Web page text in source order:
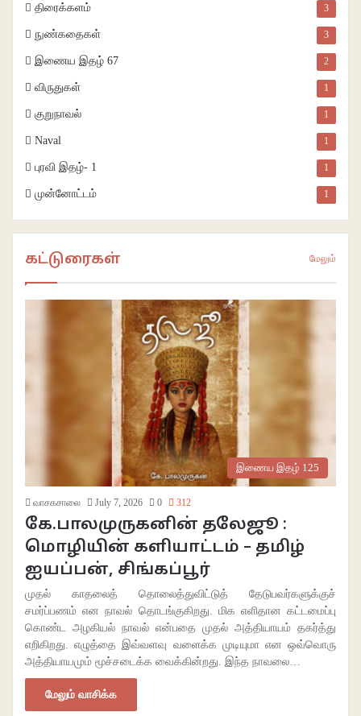
திரைக்களம் 3
நுண்கதைகள் 3
இணைய இதழ் 67 2
விருதுகள் 1
குறுநாவல் 1
Naval 1
புரவி இதழ்- 1 1
முன்னோட்டம் 1
கட்டுரைகள் மேலும்
இணைய இதழ் 125
வாசகசாலை July 7, 2026 0 312
கே.பாலமுருகனின் தலேஜூ :
மொழியின் களியாட்டம் – தமிழ்
ஐயப்பன், சிங்கப்பூர்
முதல் காதலைத் தொலைத்துவிட்டுத் தேடுபவர்களுக்குச்
சமர்ப்பணம் என நாவல் தொடங்குகிறது. மிக எளிதான கட்டமைப்பு
கொண்ட அழகியல் நாவல் என்பதை முதல் அத்தியாயம் தகர்த்து
எறிகிறது. எழுத்தை இவ்வளவு வளைக்க முடியுமா என ஒவ்வொரு
அத்தியாயமும் மூச்சடைக்க வைக்கின்றது. இந்த நாவலை…
மேலும் வாசிக்க